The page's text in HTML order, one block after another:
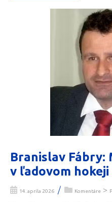
Branislav Fábry:
v ľadovom hokeji
14. apríla 2026 / Komentáre >